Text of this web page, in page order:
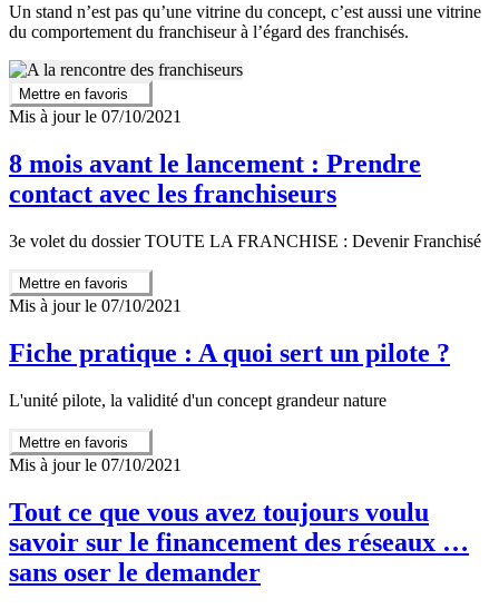
Un stand n’est pas qu’une vitrine du concept, c’est aussi une vitrine
du comportement du franchiseur à l’égard des franchisés.
Mettre en favoris
Mis à jour le 07/10/2021
8 mois avant le lancement : Prendre
contact avec les franchiseurs
3e volet du dossier TOUTE LA FRANCHISE : Devenir Franchisé
Mettre en favoris
Mis à jour le 07/10/2021
Fiche pratique : A quoi sert un pilote ?
L'unité pilote, la validité d'un concept grandeur nature
Mettre en favoris
Mis à jour le 07/10/2021
Tout ce que vous avez toujours voulu
savoir sur le financement des réseaux …
sans oser le demander